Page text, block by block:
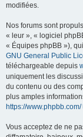
modifiées.
Nos forums sont
« leur », « logiciel
« Équipes phpBB »),
GNU General Public
téléchargeable depuis
uniquement les
du contenu ou des
plus amples
https://www.phpbb.com/
Vous acceptez de ne